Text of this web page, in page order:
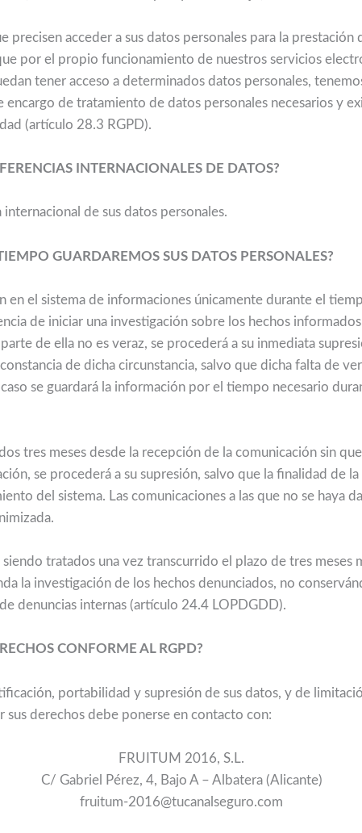
precisen acceder a sus datos personales para la prestación
por el propio funcionamiento de nuestros servicios
tener acceso a determinados datos personales,
de tratamiento de datos personales necesarios y
(artículo 28.3 RGPD).
INTERNACIONALES DE DATOS?
internacional de sus datos personales.
GUARDAREMOS SUS DATOS PERSONALES?
en el sistema de informaciones únicamente durante el
de iniciar una investigación sobre los hechos
de ella no es veraz, se procederá a su inmediata
de dicha circunstancia, salvo que dicha falta de
se guardará la información por el tiempo necesario
tres meses desde la recepción de la comunicación sin
se procederá a su supresión, salvo que la finalidad de
del sistema. Las comunicaciones a las que no se haya
siendo tratados una vez transcurrido el plazo de tres meses
la investigación de los hechos denunciados, no
denuncias internas (artículo 24.4 LOPDGDD).
CONFORME AL RGPD?
portabilidad y supresión de sus datos, y de
sus derechos debe ponerse en contacto con:
FRUITUM 2016, S.L.
C/ Gabriel Pérez, 4, Bajo A – Albatera (Alicante)
fruitum-2016@tucanalseguro.com